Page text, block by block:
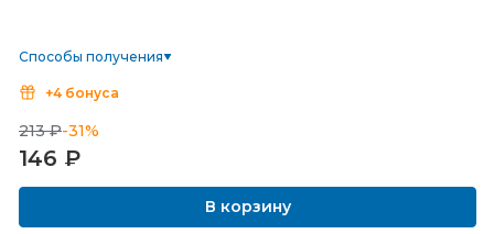
Способы получения
+4 бонуса
213 ₽-31%
146 ₽
В корзину